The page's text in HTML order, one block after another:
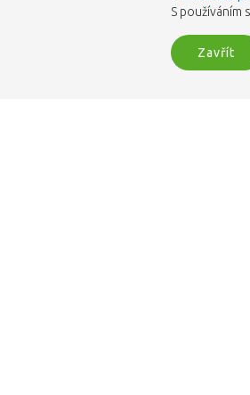
S
Zavřít